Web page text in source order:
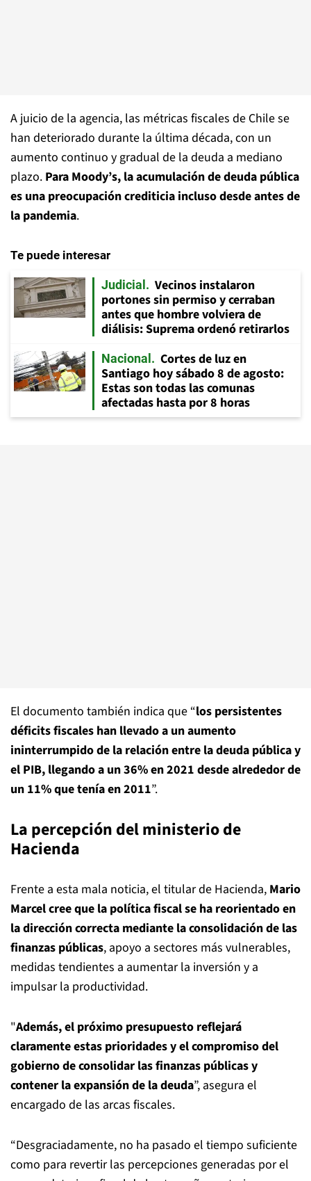
A juicio de la agencia, las métricas fiscales de Chile se
han deteriorado durante la última década, con un
aumento continuo y gradual de la deuda a mediano
plazo. Para Moody’s, la acumulación de deuda pública
es una preocupación crediticia incluso desde antes de
la pandemia.
Te puede interesar
Judicial
Vecinos instalaron
portones sin permiso y cerraban
antes que hombre volviera de
diálisis: Suprema ordenó retirarlos
Nacional
Cortes de luz en
Santiago hoy sábado 8 de agosto:
Estas son todas las comunas
afectadas hasta por 8 horas
El documento también indica que “los persistentes
déficits fiscales han llevado a un aumento
ininterrumpido de la relación entre la deuda pública y
el PIB, llegando a un 36% en 2021 desde alrededor de
un 11% que tenía en 2011”.
La percepción del ministerio de
Hacienda
Frente a esta mala noticia, el titular de Hacienda, Mario
Marcel cree que la política fiscal se ha reorientado en
la dirección correcta mediante la consolidación de las
finanzas públicas, apoyo a sectores más vulnerables,
medidas tendientes a aumentar la inversión y a
impulsar la productividad.
"Además, el próximo presupuesto reflejará
claramente estas prioridades y el compromiso del
gobierno de consolidar las finanzas públicas y
contener la expansión de la deuda”, asegura el
encargado de las arcas fiscales.
“Desgraciadamente, no ha pasado el tiempo suficiente
como para revertir las percepciones generadas por el